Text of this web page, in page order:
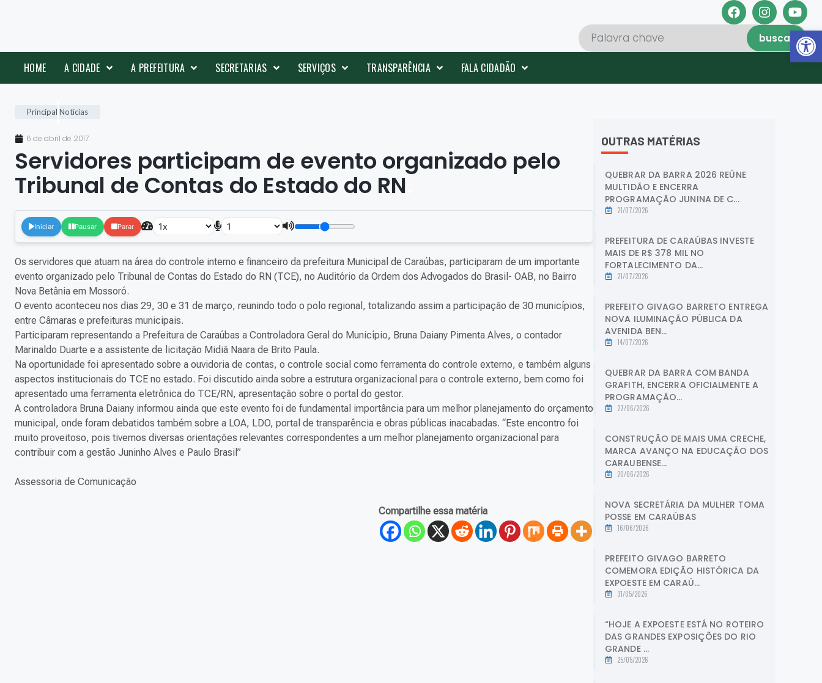
Abrir
buscar
HOME A CIDADE A PREFEITURA SECRETARIAS SERVIÇOS TRANSPARÊNCIA FALA CIDADÃO
Principal Notícias
6 de abril de 2017
Servidores participam de evento organizado pelo
Tribunal de Contas do Estado do RN
Iniciar Pausar Parar
Os servidores que atuam na área do controle interno e financeiro da prefeitura Municipal de Caraúbas, participaram de um importante
evento organizado pelo Tribunal de Contas do Estado do RN (TCE), no Auditório da Ordem dos Advogados do Brasil- OAB, no Bairro
Nova Betânia em Mossoró.
O evento aconteceu nos dias 29, 30 e 31 de março, reunindo todo o polo regional, totalizando assim a participação de 30 municípios,
entre Câmaras e prefeituras municipais.
Participaram representando a Prefeitura de Caraúbas a Controladora Geral do Município, Bruna Daiany Pimenta Alves, o contador
Marinaldo Duarte e a assistente de licitação Midiã Naara de Brito Paula.
Na oportunidade foi apresentado sobre a ouvidoria de contas, o controle social como ferramenta do controle externo, e também alguns
aspectos institucionais do TCE no estado. Foi discutido ainda sobre a estrutura organizacional para o controle externo, bem como foi
apresentado uma ferramenta eletrônica do TCE/RN, apresentação sobre o portal do gestor.
A controladora Bruna Daiany informou ainda que este evento foi de fundamental importância para um melhor planejamento do orçamento
municipal, onde foram debatidos também sobre a LOA, LDO, portal de transparência e obras públicas inacabadas. “Este encontro foi
muito proveitoso, pois tivemos diversas orientações relevantes correspondentes a um melhor planejamento organizacional para
contribuir com a gestão Juninho Alves e Paulo Brasil”
Assessoria de Comunicação
Compartilhe essa matéria
OUTRAS MATÉRIAS
QUEBRAR DA BARRA 2026 REÚNE
MULTIDÃO E ENCERRA
PROGRAMAÇÃO JUNINA DE C...
21/07/2026
PREFEITURA DE CARAÚBAS INVESTE
MAIS DE R$ 378 MIL NO
FORTALECIMENTO DA...
21/07/2026
PREFEITO GIVAGO BARRETO ENTREGA
NOVA ILUMINAÇÃO PÚBLICA DA
AVENIDA BEN...
14/07/2026
QUEBRAR DA BARRA COM BANDA
GRAFITH, ENCERRA OFICIALMENTE A
PROGRAMAÇÃO...
27/06/2026
CONSTRUÇÃO DE MAIS UMA CRECHE,
MARCA AVANÇO NA EDUCAÇÃO DOS
CARAUBENSE...
20/06/2026
NOVA SECRETÁRIA DA MULHER TOMA
POSSE EM CARAÚBAS
16/06/2026
PREFEITO GIVAGO BARRETO
COMEMORA EDIÇÃO HISTÓRICA DA
EXPOESTE EM CARAÚ...
31/05/2026
“HOJE A EXPOESTE ESTÁ NO ROTEIRO
DAS GRANDES EXPOSIÇÕES DO RIO
GRANDE ...
25/05/2026